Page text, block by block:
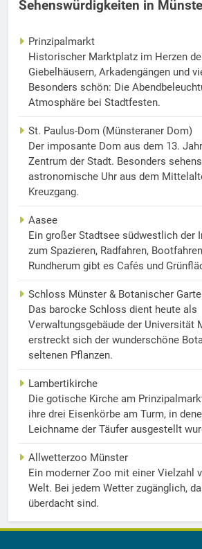
Sehenswürdigkeiten in
Prinzipalmarkt
Historischer Marktplatz im Herzen
Giebelhäusern, Arkadengängen und
Besonders schön: Die
Atmosphäre bei Stadtfesten.
St. Paulus-Dom (Münsteraner Dom)
Der imposante Dom aus dem 13.
Zentrum der Stadt. Besonders
astronomische Uhr aus dem
Kreuzgang.
Aasee
Ein großer Stadtsee südwestlich der
zum Spazieren, Radfahren,
Rundherum gibt es Cafés und
Schloss Münster & Botanischer
Das barocke Schloss dient heute als
Verwaltungsgebäude der Universität
erstreckt sich der wunderschöne
seltenen Pflanzen.
Lambertikirche
Die gotische Kirche am
ihre drei Eisenkörbe am Turm, in
Leichname der Täufer ausgestellt
Allwetterzoo Münster
Ein moderner Zoo mit einer Vielzahl
Welt. Bei jedem Wetter zugänglich,
überdacht sind.